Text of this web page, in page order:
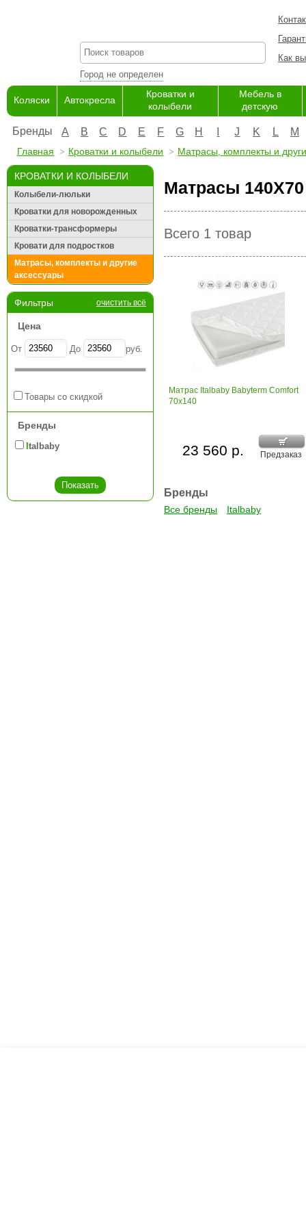
Город не определен
Как
Коляски Автокресла
Кроватки и
колыбели
Мебель в
детскую
Бренды A B C D E F G H J K L M
Главная Кроватки и колыбели Матрасы, комплекты и
КРОВАТКИ И КОЛЫБЕЛИ
Колыбели-люльки
Кроватки для новорожденных
Кроватки-трансформеры
Кровати для подростков
Матрасы, комплекты и другие
аксессуары
Фильтры очистить всё
Цена
От До руб.
Товары со скидкой
Бренды
Italbaby
Матрасы 140Х70
Всего 1 товар
Матрас Italbaby Babyterm Comfort
70x140
Предзаказ
23 560 р.
Бренды
Все бренды Italbaby